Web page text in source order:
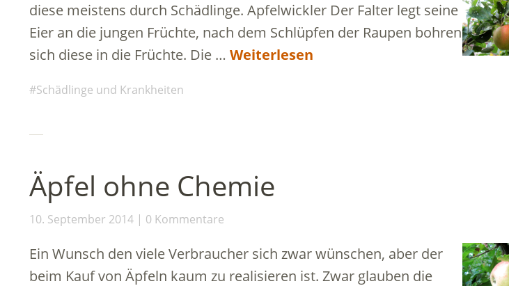
diese meistens durch Schädlinge. Apfelwickler Der Falter legt seine
Eier an die jungen Früchte, nach dem Schlüpfen der Raupen bohren
sich diese in die Früchte. Die … Weiterlesen
Schädlinge und Krankheiten
Äpfel ohne Chemie
10. September 2014 0 Kommentare
Ein Wunsch den viele Verbraucher sich zwar wünschen, aber der
beim Kauf von Äpfeln kaum zu realisieren ist. Zwar glauben die